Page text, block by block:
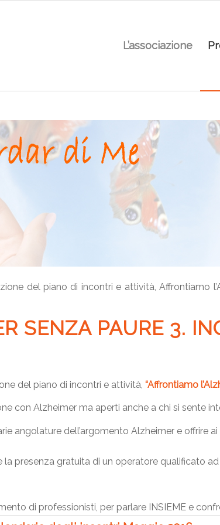
L’associazione
del piano di incontri e attività, Affrontiamo
SENZA PAURE 3.
del piano di incontri e attività, “Affrontiamo
con Alzheimer ma aperti anche a chi si sente
angolature dell’argomento Alzheimer e offrire
la presenza gratuita di un operatore qualificato
di professionisti, per parlare INSIEME e